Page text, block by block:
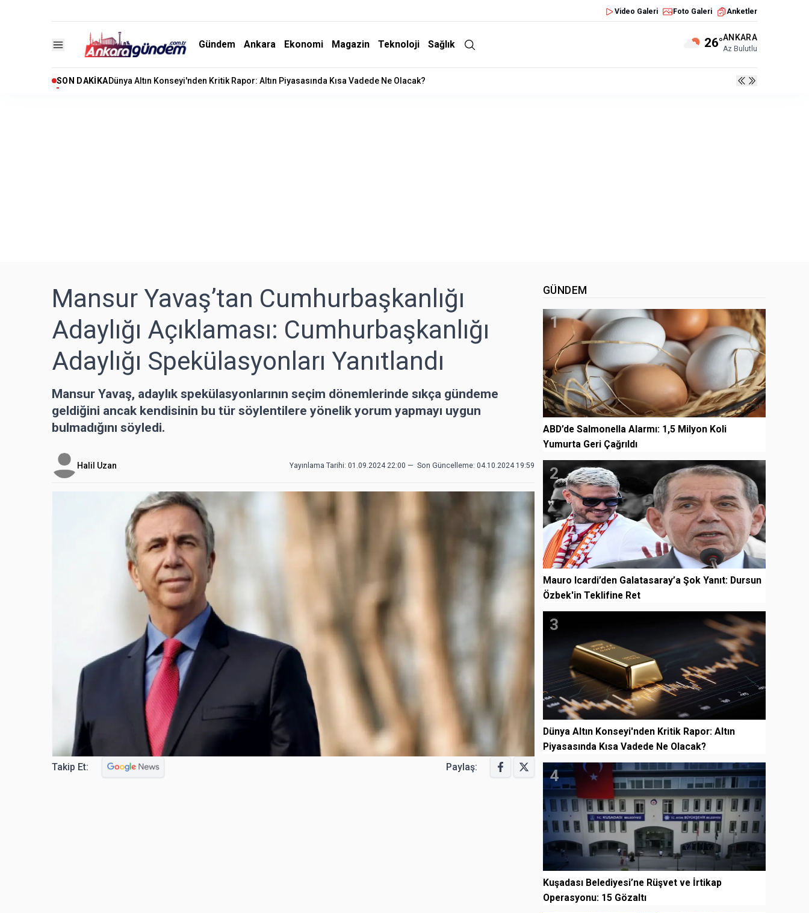
Video Galeri Foto Galeri Anketler
Gündem Ankara Ekonomi Magazin Teknoloji Sağlık 26°ANKARA
Az Bulutlu
SON DAKIKAKuşadası Belediyesi’ne Rüşvet ve İrtikap Operasyonu: 15 Gözaltı
Mansur Yavaş’tan Cumhurbaşkanlığı
Adaylığı Açıklaması: Cumhurbaşkanlığı
Adaylığı Spekülasyonları Yanıtlandı
Mansur Yavaş, adaylık spekülasyonlarının seçim dönemlerinde sıkça gündeme
geldiğini ancak kendisinin bu tür söylentilere yönelik yorum yapmayı uygun
bulmadığını söyledi.
Halil Uzan Yayınlama Tarihi: 01.09.2024 22:00 — Son Güncelleme: 04.10.2024 19:59
Takip Et: Paylaş:
GÜNDEM
1
ABD’de Salmonella Alarmı: 1,5 Milyon Koli
Yumurta Geri Çağrıldı
2
Mauro Icardi’den Galatasaray’a Şok Yanıt: Dursun
Özbek'in Teklifine Ret
3
Dünya Altın Konseyi'nden Kritik Rapor: Altın
Piyasasında Kısa Vadede Ne Olacak?
4
Kuşadası Belediyesi’ne Rüşvet ve İrtikap
Operasyonu: 15 Gözaltı